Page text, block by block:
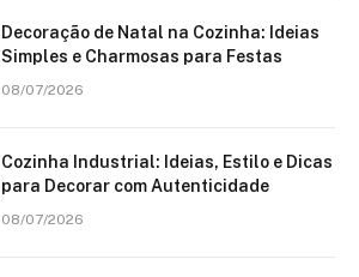
Decoração de Natal na Cozinha: Ideias
Simples e Charmosas para Festas
08/07/2026
Cozinha Industrial: Ideias, Estilo e Dicas
para Decorar com Autenticidade
08/07/2026